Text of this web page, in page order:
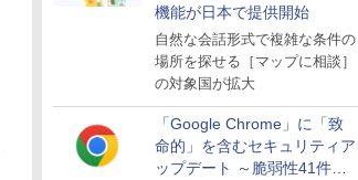
機能が日本で提供開始
自然な会話形式で複雑な条件の
場所を探せる［マップに相談］
の対象国が拡大
「Google Chrome」に「致
命的」を含むセキュリティア
ップデート ～脆弱性41件に